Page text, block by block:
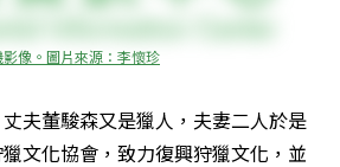
像。圖片來源：李懷珍
夫董駿森又是獵人，夫妻二人於是
文化協會，致力復興狩獵文化，並